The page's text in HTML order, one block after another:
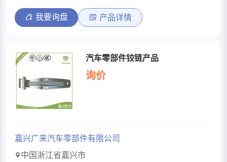
我要询盘 产品详情
汽车零部件铰链产品
询价
嘉兴广来汽车零部件有限公司
中国浙江省嘉兴市